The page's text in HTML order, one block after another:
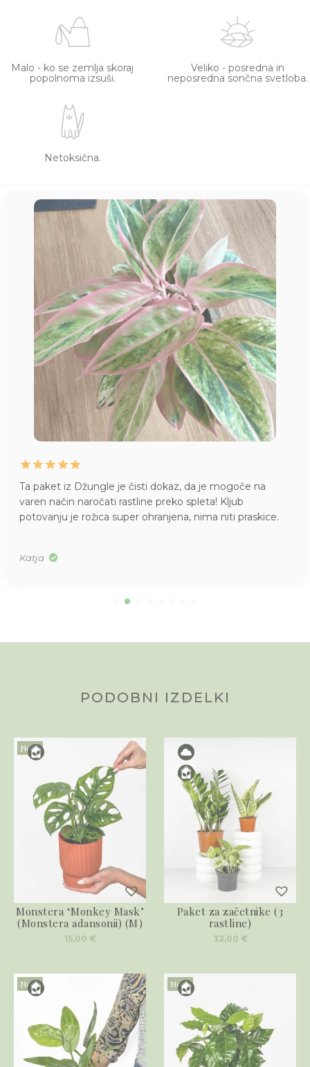
Malo - ko se zemlja skoraj
popolnoma izsuši.
Veliko - posredna in
neposredna sončna svetloba.
Netoksična.
Ta paket iz Džungle je čisti dokaz, da je mogoče na
varen način naročati rastline preko spleta! Kljub
potovanju je rožica super ohranjena, nima niti praskice.
Katja
PODOBNI IZDELKI
Novo
Monstera ‘Monkey Mask’
(Monstera adansonii) (M)
15,00 €
Paket za začetnike (3
rastline)
32,00 €
Novo Novo